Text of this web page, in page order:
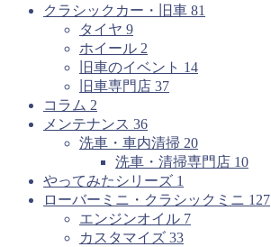
クラシックカー・旧車 81
タイヤ 9
ホイール 2
旧車のイベント 14
旧車専門店 37
コラム 2
メンテナンス 36
洗車・車内清掃 20
洗車・清掃専門店 10
やってみたシリーズ 1
ローバーミニ・クラシックミニ 127
エンジンオイル 7
カスタマイズ 33